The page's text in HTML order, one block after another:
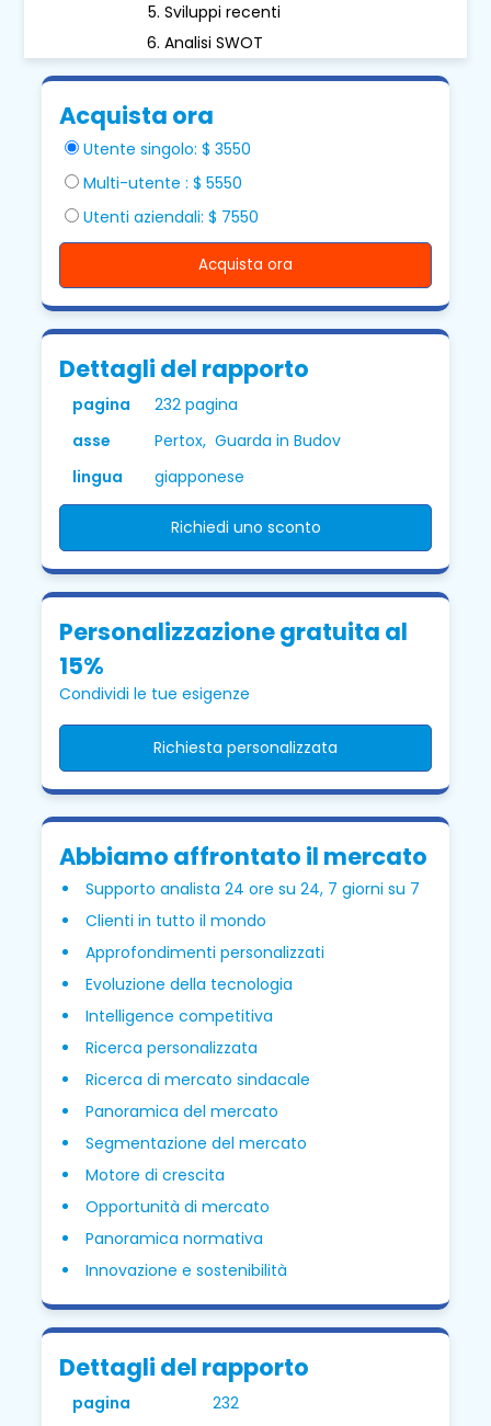
Sviluppi recenti
Analisi SWOT
Acquista ora
Utente singolo: $ 3550
Multi-utente : $ 5550
Utenti aziendali: $ 7550
Acquista ora
Dettagli del rapporto
pagina
232 pagina
asse
Pertox, Guarda in Budov
lingua
giapponese
Richiedi uno sconto
Personalizzazione gratuita al
15%
Condividi le tue esigenze
Richiesta personalizzata
Abbiamo affrontato il mercato
Supporto analista 24 ore su 24, 7 giorni su 7
Clienti in tutto il mondo
Approfondimenti personalizzati
Evoluzione della tecnologia
Intelligence competitiva
Ricerca personalizzata
Ricerca di mercato sindacale
Panoramica del mercato
Segmentazione del mercato
Motore di crescita
Opportunità di mercato
Panoramica normativa
Innovazione e sostenibilità
Dettagli del rapporto
pagina
232